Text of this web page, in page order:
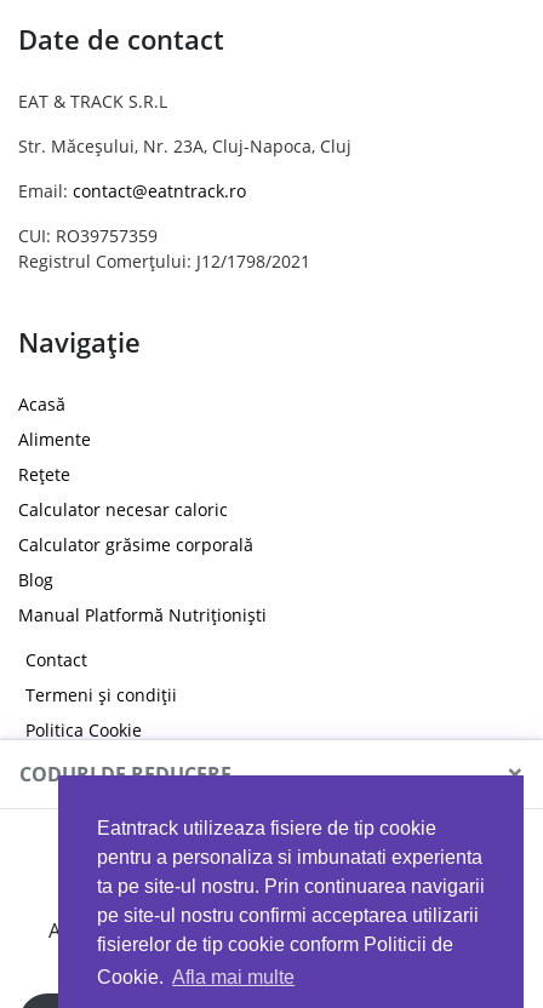
Eatntrack utilizeaza fisiere de tip cookie
pentru a personaliza si imbunatati experienta
ta pe site-ul nostru. Prin continuarea navigarii
pe site-ul nostru confirmi acceptarea utilizarii
fisierelor de tip cookie conform Politicii de
Cookie. Afla mai multe
Date de contact
EAT & TRACK S.R.L
Str. Măceșului, Nr. 23A, Cluj-Napoca, Cluj
Email: contact@eatntrack.ro
CUI: RO39757359
Registrul Comerțului: J12/1798/2021
Navigație
Acasă
Alimente
Rețete
Calculator necesar caloric
Calculator grăsime corporală
Blog
Manual Platformă Nutriționiști
Contact
Termeni și condiții
Politica Cookie
Politica de confidențialitate
CODURI DE REDUCERE ×
MYPROTEIN
Ai 40%reducere la orice comandă folosind codul
EATTRACK